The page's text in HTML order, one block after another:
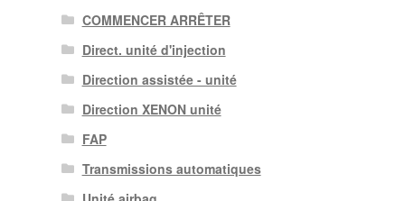
COMMENCER ARRÊTER
Direct. unité d'injection
Direction assistée - unité
Direction XENON unité
FAP
Transmissions automatiques